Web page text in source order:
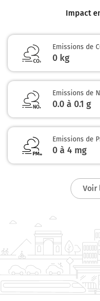
Impact
Emissions de
0 kg
Emissions de
0.0 à 0.1 g
Emissions de
0 à 4 mg
Voir